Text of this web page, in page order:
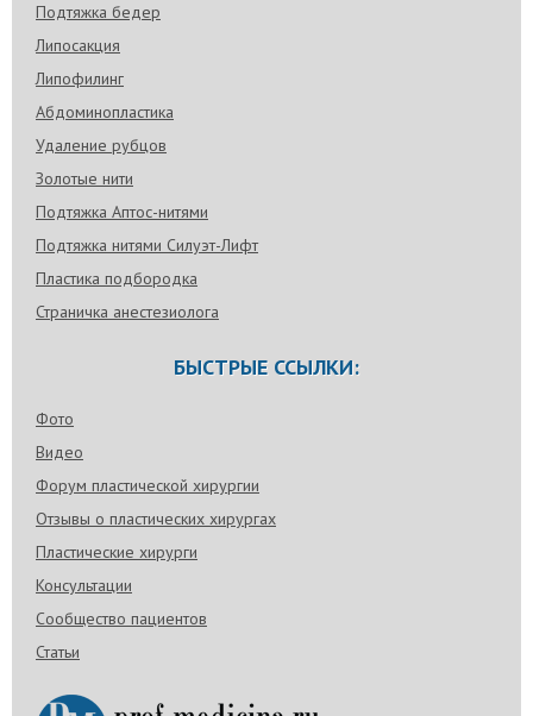
Подтяжка бедер
Липосакция
Липофилинг
Абдоминопластика
Удаление рубцов
Золотые нити
Подтяжка Аптос-нитями
Подтяжка нитями Силуэт-Лифт
Пластика подбородка
Страничка анестезиолога
БЫСТРЫЕ ССЫЛКИ:
Фото
Видео
Форум пластической хирургии
Отзывы о пластических хирургах
Пластические хирурги
Консультации
Сообщество пациентов
Статьи